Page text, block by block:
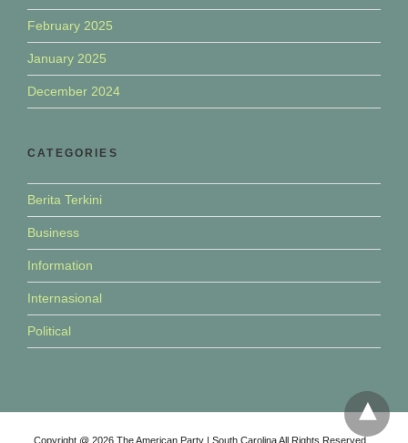
February 2025
January 2025
December 2024
CATEGORIES
Berita Terkini
Business
Information
Internasional
Political
Copyright @ 2026 The American Party | South Carolina All Rights Reserved